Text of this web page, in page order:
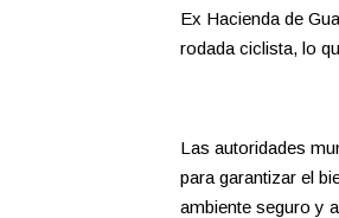
Ex Hacienda de
rodada ciclista, lo
Las autoridades
para garantizar el
ambiente seguro y